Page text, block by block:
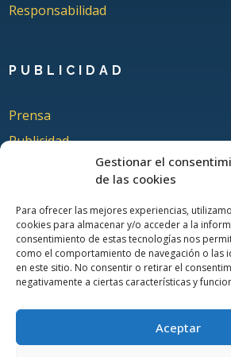
Gestionar el
de las cookies
Para ofrecer las mejores experiencias,
cookies para almacenar y/o acceder a la
consentimiento de estas tecnologías nos
como el comportamiento de navegación o las
en este sitio. No consentir o retirar el
negativamente a ciertas características y
Aceptar
Responsabilidad
PUBLICIDAD
Prensa
Publicidad
Quienes somos
COLABORA
Añadir Evento